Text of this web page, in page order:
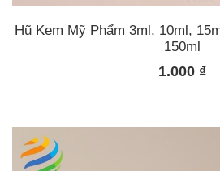
Hũ Kem Mỹ Phẩm 3ml, 10ml,
150ml
1.000 ₫